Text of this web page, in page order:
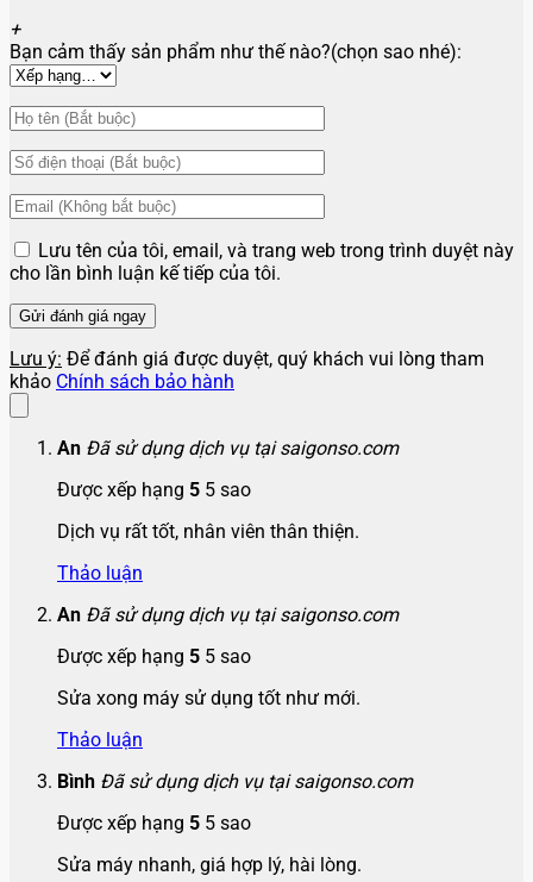
+
Bạn cảm thấy sản phẩm như thế nào?(chọn sao nhé):
Lưu tên của tôi, email, và trang web trong trình duyệt này
cho lần bình luận kế tiếp của tôi.
Lưu ý: Để đánh giá được duyệt, quý khách vui lòng tham
khảo Chính sách bảo hành
An Đã sử dụng dịch vụ tại saigonso.com
Được xếp hạng 5 5 sao
Dịch vụ rất tốt, nhân viên thân thiện.
Thảo luận
An Đã sử dụng dịch vụ tại saigonso.com
Được xếp hạng 5 5 sao
Sửa xong máy sử dụng tốt như mới.
Thảo luận
Bình Đã sử dụng dịch vụ tại saigonso.com
Được xếp hạng 5 5 sao
Sửa máy nhanh, giá hợp lý, hài lòng.